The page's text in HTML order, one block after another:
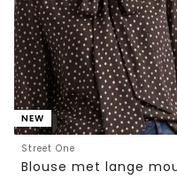
NEW
Street One